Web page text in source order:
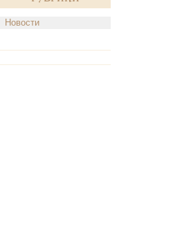
Новости